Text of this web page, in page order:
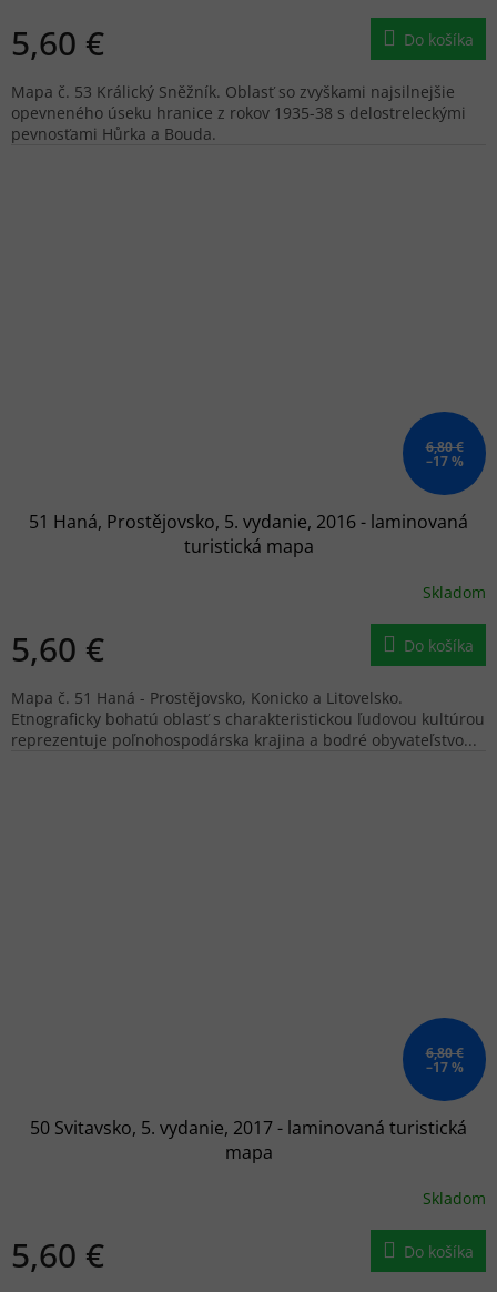
5,60 € Do košíka
Mapa č. 53 Králický Sněžník. Oblasť so zvyškami najsilnejšie
opevneného úseku hranice z rokov 1935-38 s delostreleckými
pevnosťami Hůrka a Bouda.
6,80 €
–17 %
51 Haná, Prostějovsko, 5. vydanie, 2016 - laminovaná
turistická mapa
Skladom
5,60 € Do košíka
Mapa č. 51 Haná - Prostějovsko, Konicko a Litovelsko.
Etnograficky bohatú oblasť s charakteristickou ľudovou kultúrou
reprezentuje poľnohospodárska krajina a bodré obyvateľstvo...
6,80 €
–17 %
50 Svitavsko, 5. vydanie, 2017 - laminovaná turistická
mapa
Skladom
5,60 € Do košíka